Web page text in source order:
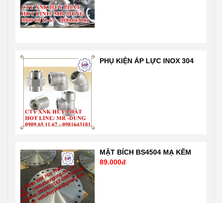
khẩu trực tiếp
nên giá tốt nhất
0909651167-
0981 64 31 81
Email:
Vattuhuyphat@gmail.com
Web:
vatuduongong.com.vn
PHỤ KIỆN ÁP LỰC INOX 304
MẶT BÍCH BS4504 MẠ KẼM
89.000đ